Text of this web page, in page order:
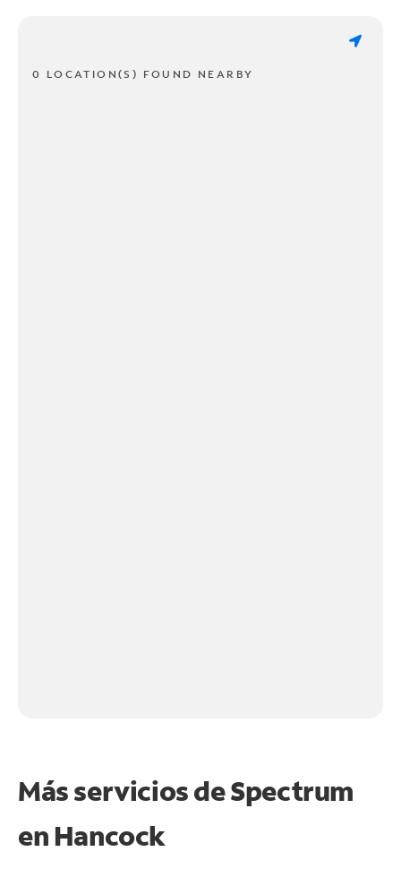
0 LOCATION(S) FOUND NEARBY
Más servicios de Spectrum
en Hancock